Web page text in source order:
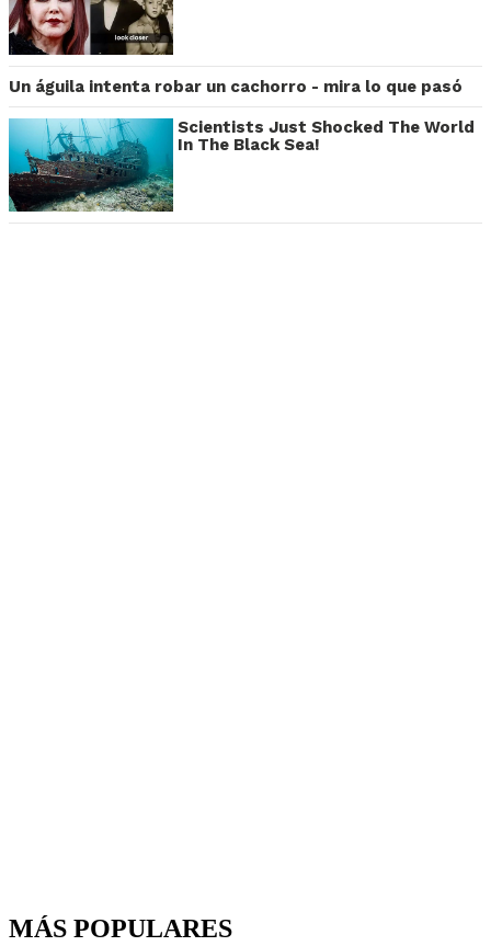
Un águila intenta robar un cachorro - mira lo que pasó
Scientists Just Shocked The World
In The Black Sea!
MÁS POPULARES